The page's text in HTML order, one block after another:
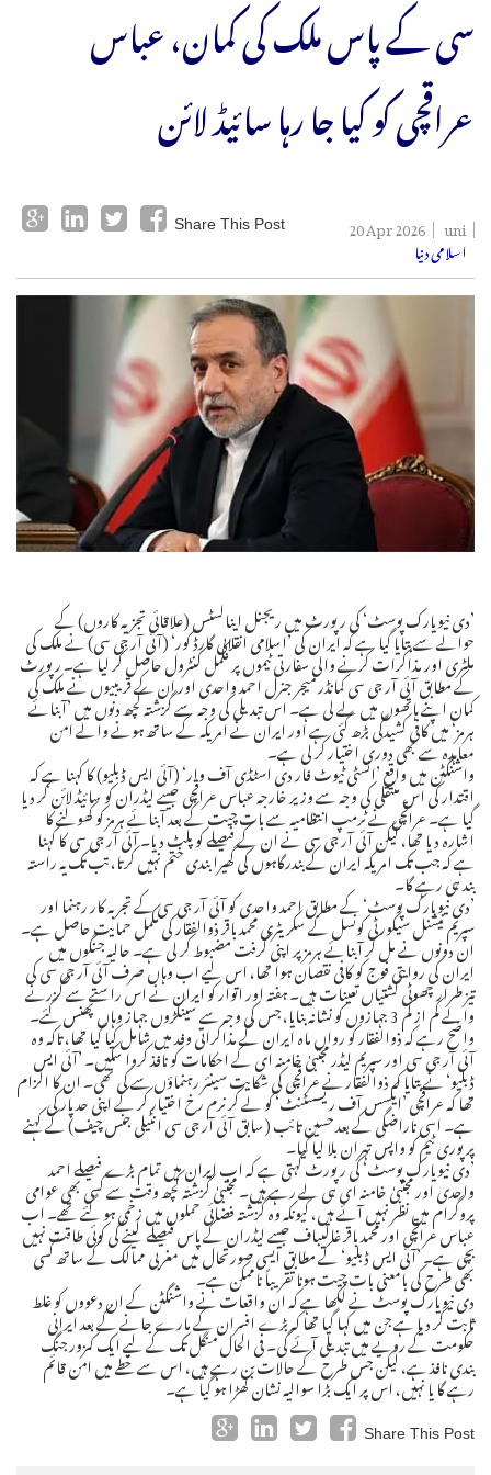
سی کے پاس ملک کی کمان، عباس
عراقچی کو کیا جا رہا سائیڈ لائن
Share This Post 20 Apr 2026 uni
اسلامی دنیا
’دی نیویارک پوسٹ‘ کی رپورٹ میں ریجنل اینالسٹس (علاقائی تجزیہ کاروں) کے
حوالے سے بتایا گیا ہے کہ ایران کی ’اسلامی انقلابی گارڈ کور‘ (آئی آر جی سی) نے ملک کی
ملٹری اور مذاکرات کرنے والی سفارتی ٹیموں پر مکمل کنٹرول حاصل کر لیا ہے۔ رپورٹ
کے مطابق آئی آر جی سی کمانڈر میجر جنرل احمد واحدی اور ان کے قریبیوں نے ملک کی
کمان اپنے ہاتھوں میں لے لی ہے۔ اس تبدیلی کی وجہ سے گزشتہ کچھ دنوں میں ’آبنائے
ہرمز‘ میں کافی کشیدگی بڑھ گئی ہے اور ایران نے امریکہ کے ساتھ ہونے والے امن
معاہدہ سے بھی دوری اختیار کر لی ہے۔
واشنگٹن میں واقع ’انسٹی ٹیوٹ فار دی اسٹڈی آف وار‘ (آئی ایس ڈبلیو) کا کہنا ہے کہ
اقتدار کی اس منتقلی کی وجہ سے وزیر خارجہ عباس عراقچی جیسے لیڈران کو سائیڈ لائن کر دیا
گیا ہے۔ عراقچی نے ٹرمپ انتظامیہ سے بات چیت کے بعد آبنائے ہرمز کو کھولنے کا
اشارہ دیا تھا، لیکن آئی آر جی سی نے ان کے فیصلے کو پلٹ دیا۔ آئی آر جی سی کا کہنا
ہے کہ جب تک امریکہ ایران کے بندرگاہوں کی گھیرا بندی ختم نہیں کرتا، تب تک یہ راستہ
بند ہی رہے گا۔
’دی نیویارک پوسٹ‘ کے مطابق احمد واحدی کو آئی آر جی سی کے تجربہ کار رہنما اور
سپریم نیشنل سیکورٹی کونسل کے سکریٹری محمد باقر ذوالفقار کی مکمل حمایت حاصل ہے۔
ان دونوں نے مل کر آبنائے ہرمز پر اپنی گرفت مضبوط کر لی ہے۔ حالیہ جنگوں میں
ایران کی روایتی فوج کو کافی نقصان ہوا تھا، اس لیے اب وہاں صرف آئی آر جی سی کی
تیز طرار چھوٹی کشتیاں تعینات ہیں۔ ہفتہ اور اتوار کو ایران نے اس راستے سے گزرنے
والے کم از کم 3 جہازوں کو نشانہ بنایا، جس کی وجہ سے سینکڑوں جہاز وہاں پھنس گئے۔
واضح رہے کہ ذوالفقار کو رواں ماہ ایران کے مذاکراتی وفد میں شامل کیا گیا تھا، تاکہ وہ
آئی آر جی سی اور سپریم لیڈر مجتبیٰ خامنہ ای کے احکامات کو نافذ کروا سکیں۔ ’آئی ایس
ڈبلیو‘ نے بتایا کہ ذوالفقار نے عراقچی کی شکایت سینئر رہنماؤں سے کی تھی۔ ان کا الزام
تھا کہ عراقچی ’ایکسس آف ریسسٹنٹ‘ کو لے کر نرم رخ اختیار کر کے اپنی حد پار کی
ہے۔ اسی ناراضگی کے بعد حسین تائب (سابق آئی آر جی سی انٹیلی جنس چیف) کے کہنے
پر پوری ٹیم کو واپس تہران بلا لیا گیا۔
’دی نیویارک پوسٹ‘ کی رپورٹ کہتی ہے کہ اب ایران میں تمام بڑے فیصلے احمد
واحدی اور مجتبیٰ خامنہ ای ہی لے رہے ہیں۔ مجتبیٰ گزشتہ کچھ وقت سے کسی بھی عوامی
پروگرام میں نظر نہیں آئے ہیں، کیونکہ وہ گزشتہ فضائی حملوں میں زخمی ہو گئے تھے۔ اب
عباس عراقچی اور محمد باقر غالیباف جیسے لیڈران کے پاس فیصلے لینے کی کوئی طاقت نہیں
بچی ہے۔ ’آئی ایس ڈبلیو‘ کے مطابق ایسی صورتحال میں مغربی ممالک کے ساتھ کسی
بھی طرح کی بامعنی بات چیت ہونا تقریباً ناممکن ہے۔
دی نیویارک پوسٹ نے لکھا ہے کہ ان واقعات نے واشنگٹن کے ان دعووں کو غلط
ثابت کر دیا ہے جن میں کہا گیا تھا کہ بڑے افسران کے مارے جانے کے بعد ایرانی
حکومت کے رویے میں تبدیلی آئے گی۔ فی الحال منگل تک کے لیے ایک کمزور جنگ
بندی نافذ ہے، لیکن جس طرح کے حالات بن رہے ہیں، اس سے خطے میں امن قائم
رہے گا یا نہیں، اس پر ایک بڑا سوالیہ نشان کھڑا ہو گیا ہے۔
Share This Post